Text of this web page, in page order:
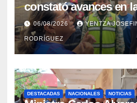
constató avances en
rehabilitación del
Catia la Mar
06/08/2026 YENTZA
RODRÍGUEZ
DESTACADAS NACIONALES NOTICIAS